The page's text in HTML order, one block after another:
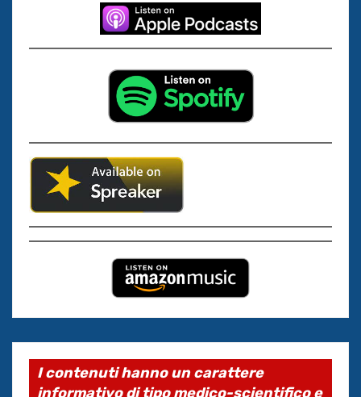
I contenuti hanno un carattere
informativo di tipo medico-scientifico e